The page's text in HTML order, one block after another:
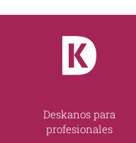
Deskanos para
profesionales